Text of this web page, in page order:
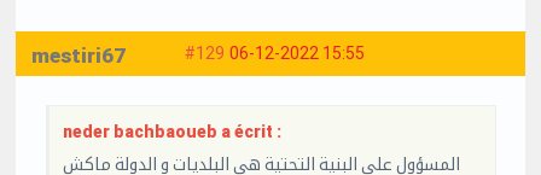
#129 06-12-2022 15:55
mestiri67
neder bachbaoueb a écrit :
المسؤول على البنية التحتية هي البلديات و الدولة ماكش